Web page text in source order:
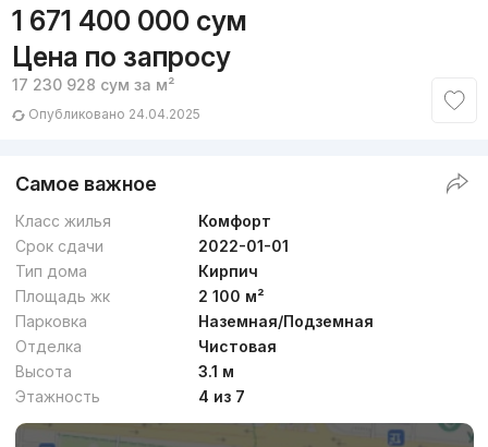
1 671 400 000 сум
Цена по запросу
17 230 928 сум за м²
Опубликовано 24.04.2025
Самое важное
Класс жилья
Комфорт
Срок сдачи
2022-01-01
Тип дома
Кирпич
Площадь жк
2 100 м²
Парковка
Наземная/Подземная
Отделка
Чистовая
Высота
3.1 м
Этажность
4 из 7